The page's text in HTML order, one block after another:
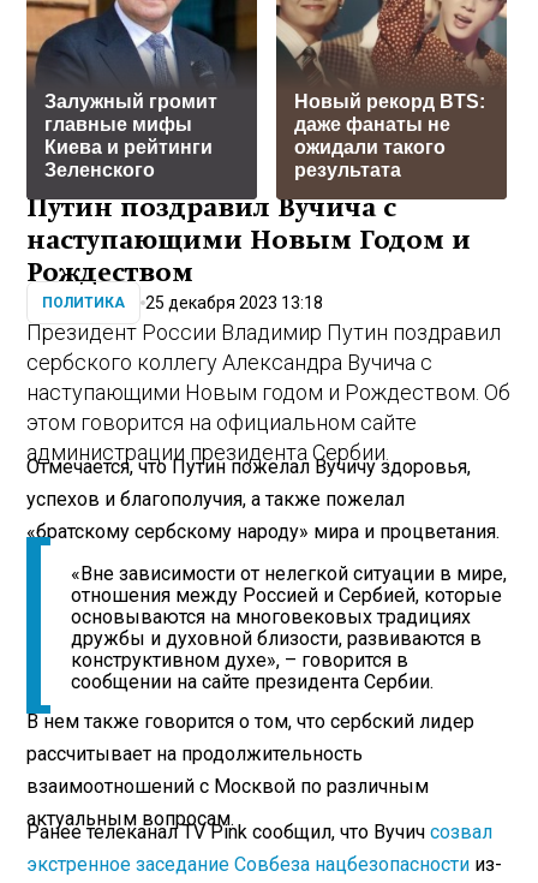
Залужный громит
главные мифы
Киева и рейтинги
Зеленского
Новый рекорд BTS:
даже фанаты не
ожидали такого
результата
Путин поздравил Вучича с
наступающими Новым Годом и
Рождеством
ПОЛИТИКА 25 декабря 2023 13:18
Президент России Владимир Путин поздравил
сербского коллегу Александра Вучича с
наступающими Новым годом и Рождеством. Об
этом говорится на официальном сайте
администрации президента Сербии.
Отмечается, что Путин пожелал Вучичу здоровья,
успехов и благополучия, а также пожелал
«братскому сербскому народу» мира и процветания.
«Вне зависимости от нелегкой ситуации в мире,
отношения между Россией и Сербией, которые
основываются на многовековых традициях
дружбы и духовной близости, развиваются в
конструктивном духе», – говорится в
сообщении на сайте президента Сербии.
В нем также говорится о том, что сербский лидер
рассчитывает на продолжительность
взаимоотношений с Москвой по различным
актуальным вопросам.
Ранее телеканал TV Pink сообщил, что Вучичсозвал
экстренное заседание Совбеза нацбезопасности из-